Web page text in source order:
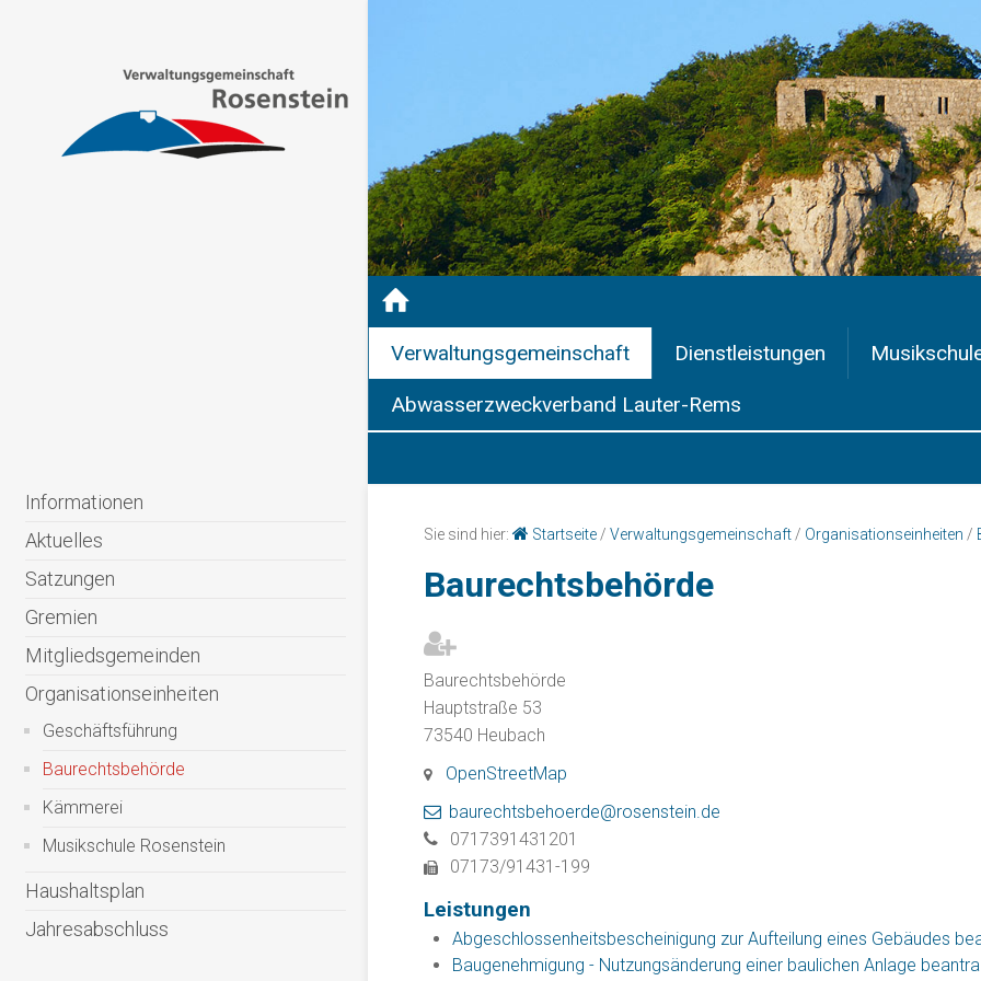
Verwaltungsgemeinschaft Dienstleistungen
Abwasserzweckverband Lauter-Rems
Informationen
Aktuelles
Satzungen
Gremien
Mitgliedsgemeinden
Organisationseinheiten
Geschäftsführung
Baurechtsbehörde
Kämmerei
Musikschule Rosenstein
Haushaltsplan
Jahresabschluss
Sie sind hier: Startseite / Verwaltungsgemeinschaft / Organisationseinheiten /
Baurechtsbehörde
Baurechtsbehörde
Hauptstraße 53
73540 Heubach
OpenStreetMap
baurechtsbehoerde@rosenstein.de
0717391431201
07173/91431-199
Leistungen
Abgeschlossenheitsbescheinigung zur Aufteilung eines Gebäudes
Baugenehmigung - Nutzungsänderung einer baulichen Anlage